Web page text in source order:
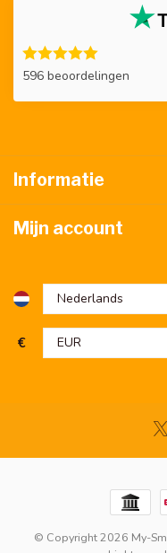
596 beoordelingen
Informatie
Mijn account
€
© Copyright 2026 My-